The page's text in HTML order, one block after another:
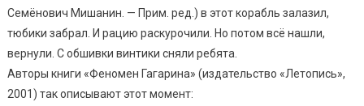
Семёнович Мишанин. — Прим. ред.) в этот корабль залазил,
тюбики забрал. И рацию раскурочили. Но потом всё нашли,
вернули. С обшивки винтики сняли ребята.
Авторы книги «Феномен Гагарина» (издательство «Летопись»,
2001) так описывают этот момент: